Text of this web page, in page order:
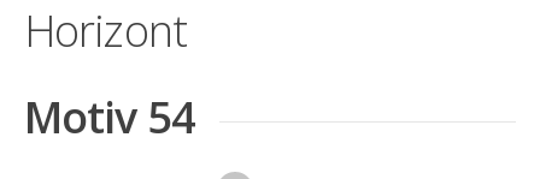
Horizont
Motiv 54